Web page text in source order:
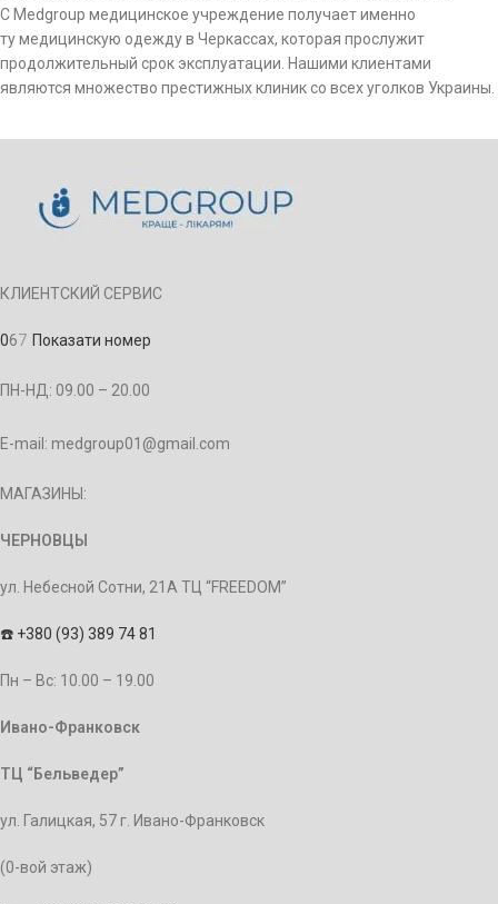
С Medgroup медицинское учреждение получает именно
ту медицинскую одежду в Черкассах, которая прослужит
продолжительный срок эксплуатации. Нашими клиентами
являются множество престижных клиник со всех уголков Украины.
КЛИЕНТСКИЙ СЕРВИС
067 Показати номер
ПН-НД: 09.00 – 20.00
E-mail: medgroup01@gmail.com
МАГАЗИНЫ:
ЧЕРНОВЦЫ
ул. Небесной Сотни, 21А ТЦ “FREEDOM”
☎️ +380 (93) 389 74 81
Пн – Bc: 10.00 – 19.00
Ивано-Франковск
ТЦ “Бельведер”
ул. Галицкая, 57 г. Ивано-Франковск
(0-вой этаж)